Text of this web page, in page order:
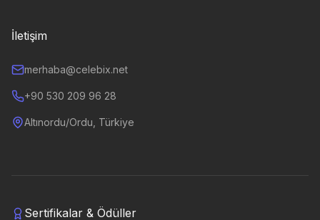
İletişim
merhaba@celebix.net
+90 530 209 96 28
Altınordu/Ordu, Türkiye
Sertifikalar & Ödüller